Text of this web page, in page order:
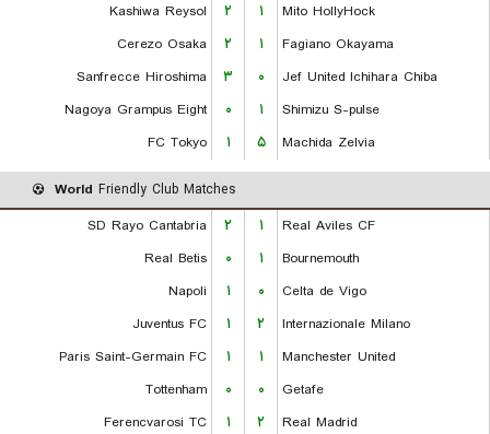
Kashiwa Reysol
۲ ۱
Mito HollyHock
Cerezo Osaka
۲ ۱
Fagiano Okayama
Sanfrecce Hiroshima
۳ ۰
Jef United Ichihara Chiba
Nagoya Grampus Eight
۰ ۱
Shimizu S-pulse
FC Tokyo
۱ ۵ Machida Zelvia
World Friendly Club Matches
SD Rayo Cantabria
۲ ۱
Real Aviles CF
Real Betis
۰ ۱
Bournemouth
Napoli
۱ ۰
Celta de Vigo
Juventus FC
۱ ۲
Internazionale Milano
Paris Saint-Germain FC
۱ ۱
Manchester United
Tottenham
۰ ۰
Getafe
Ferencvarosi TC
۱ ۲
Real Madrid